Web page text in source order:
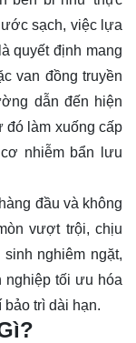
sạch, việc lựa
quyết định mang
van đồng truyền
dẫn đến hiện
đó làm xuống cấp
nhiễm bẩn lưu
đầu và không
vượt trội, chịu
nghiêm ngặt,
nghiệp tối ưu hóa
bảo trì dài hạn.